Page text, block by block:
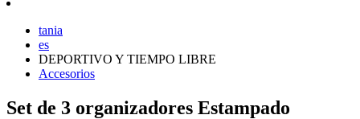
tania
es
DEPORTIVO Y TIEMPO LIBRE
Accesorios
Set de 3 organizadores Estampado